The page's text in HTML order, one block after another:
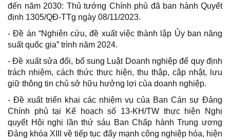
đến năm 2030: Thủ tướng Chính phủ đã ban hành Quyết
định 1305/QĐ-TTg ngày 08/11/2023.
- Đề án “Nghiên cứu, đề xuất việc thành lập Ủy ban năng
suất quốc gia” trình năm 2024.
- Đề xuất sửa đổi, bổ sung Luật Doanh nghiệp để quy định
trách nhiệm, cách thức thực hiện, thu thập, cập nhật, lưu
giữ thông tin chủ sở hữu hưởng lợi của doanh nghiệp.
- Đề xuất triển khai các nhiệm vụ của Ban Cán sự Đảng
Chính phủ tại Kế hoạch số 13-KH/TW thực hiện Nghị
quyết Hội nghị lần thứ sáu Ban Chấp hành Trung ương
Đảng khóa XIII về tiếp tục đẩy mạnh công nghiệp hóa, hiện